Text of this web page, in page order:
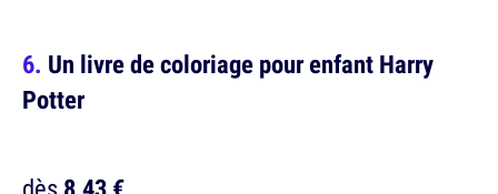
Un livre de coloriage pour enfant Harry
Potter